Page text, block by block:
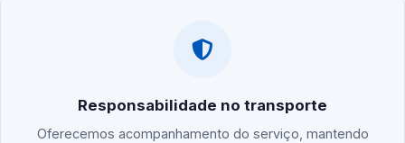
Responsabilidade no transporte
Oferecemos acompanhamento do serviço, mantendo